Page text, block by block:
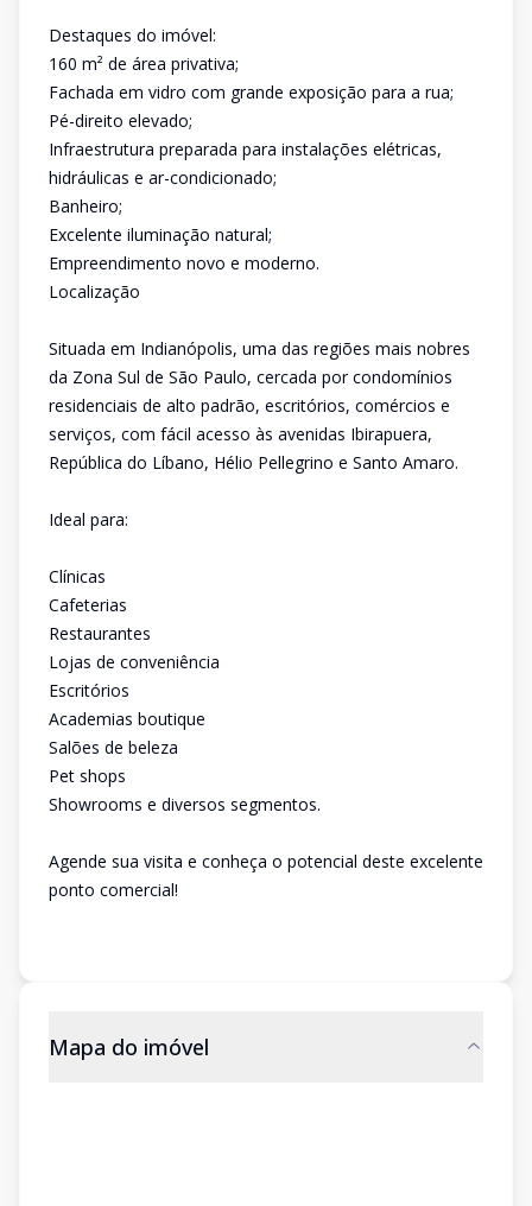
Destaques do imóvel:
160 m² de área privativa;
Fachada em vidro com grande exposição para a rua;
Pé-direito elevado;
Infraestrutura preparada para instalações elétricas,
hidráulicas e ar-condicionado;
Banheiro;
Excelente iluminação natural;
Empreendimento novo e moderno.
Localização
Situada em Indianópolis, uma das regiões mais nobres
da Zona Sul de São Paulo, cercada por condomínios
residenciais de alto padrão, escritórios, comércios e
serviços, com fácil acesso às avenidas Ibirapuera,
República do Líbano, Hélio Pellegrino e Santo Amaro.
Ideal para:
Clínicas
Cafeterias
Restaurantes
Lojas de conveniência
Escritórios
Academias boutique
Salões de beleza
Pet shops
Showrooms e diversos segmentos.
Agende sua visita e conheça o potencial deste excelente
ponto comercial!
Mapa do imóvel